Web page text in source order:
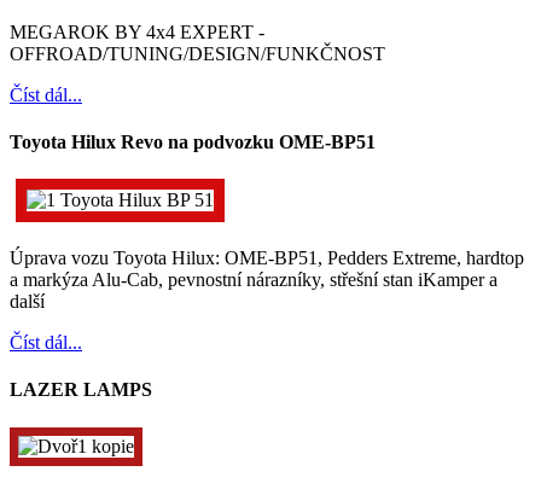
MEGAROK BY 4x4 EXPERT -
OFFROAD/TUNING/DESIGN/FUNKČNOST
Číst dál...
Toyota Hilux Revo na podvozku OME-BP51
Úprava vozu Toyota Hilux: OME-BP51, Pedders Extreme, hardtop
a markýza Alu-Cab, pevnostní nárazníky, střešní stan iKamper a
další
Číst dál...
LAZER LAMPS